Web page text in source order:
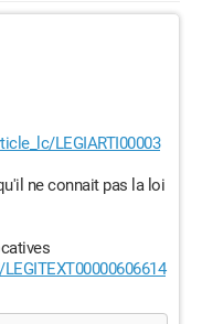
LEGIARTI00003
ne connait pas la loi